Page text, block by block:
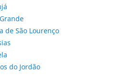
de São Lourenço
do Jordão